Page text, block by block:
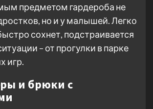
предметом гардероба не
но и у малышей. Легко
сохнет, подстраивается
– от прогулки в парке
игр.
и брюки с